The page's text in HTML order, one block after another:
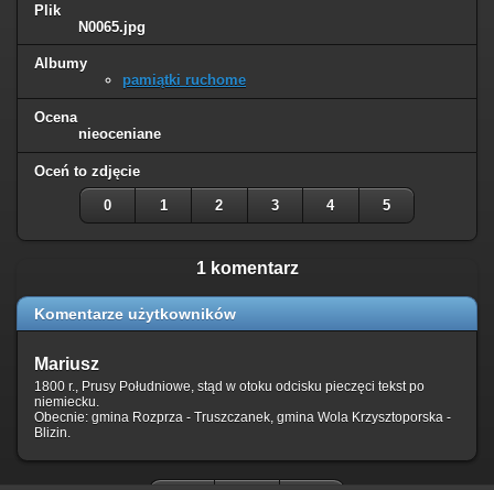
Plik
N0065.jpg
Albumy
pamiątki ruchome
Ocena
nieoceniane
Oceń to zdjęcie
0 1 2 3 4 5
1 komentarz
Komentarze użytkowników
Mariusz
1800 r., Prusy Południowe, stąd w otoku odcisku pieczęci tekst po
niemiecku.
Obecnie: gmina Rozprza - Truszczanek, gmina Wola Krzysztoporska -
Blizin.